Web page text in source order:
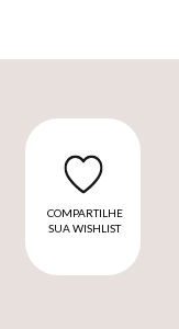
COMPARTILHE
SUA WISHLIST